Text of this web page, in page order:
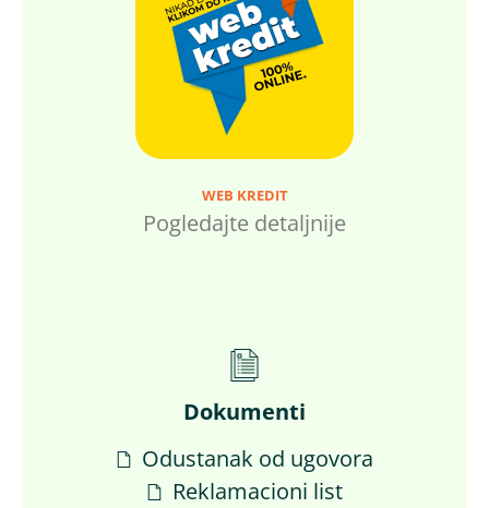
WEB KREDIT
Pogledajte detaljnije
Dokumenti
Odustanak od ugovora
Reklamacioni list